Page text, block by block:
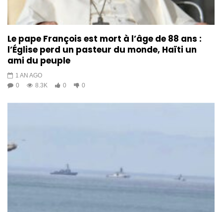
Le pape François est mort à l’âge de 88 ans :
l’Église perd un pasteur du monde, Haïti un
ami du peuple
1 AN AGO
0
8.3K 0 0